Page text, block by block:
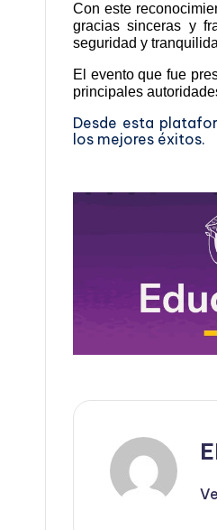
Con este
gracias sinceras y
seguridad y
El evento que fue
principales
Desde esta
los mejores éxitos.